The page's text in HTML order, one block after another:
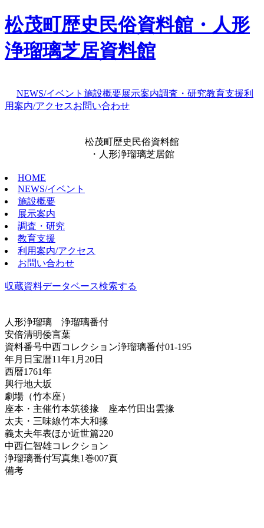
松茂町歴史民俗資料館・人形
浄瑠璃芝居資料館
NEWS/イベント 施設概要展示案内調査・研究教育支援利
用案内/アクセスお問い合わせ
松茂町歴史民俗資料館
・人形浄瑠璃芝居館
HOME
NEWS/イベント
施設概要
展示案内
調査・研究
教育支援
利用案内/アクセス
お問い合わせ
収蔵資料データベース検索する
人形浄瑠璃 浄瑠璃番付
安倍清明倭言葉
資料番号中西コレクション浄瑠璃番付01-195
年月日 宝暦11年1月20日
西暦1761年
興行地大坂
劇場 （竹本座）
座本・主催竹本筑後掾 座本竹田出雲掾
太夫・三味線竹本大和掾
義太夫年表ほか近世篇220
中西仁智雄コレクション
浄瑠璃番付写真集1巻007頁
備考